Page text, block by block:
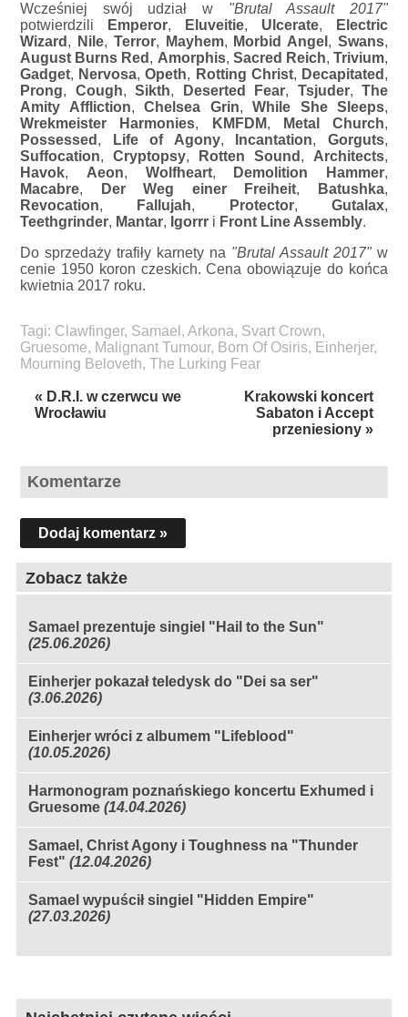
Wcześniej swój udział w "Brutal Assault 2017"
potwierdzili
Emperor, Eluveitie, Ulcerate,
Electric
Wizard , Nile, Terror, Mayhem, Morbid Angel , Swans,
August Burns Red , Amorphis, Sacred Reich,Trivium,
Gadget, Nervosa,Opeth, Rotting Christ, Decapitated ,
Prong, Cough,Sikth, Deserted Fear, Tsjuder,The
Amity Affliction,Chelsea Grin,While She Sleeps,
Wrekmeister Harmonies, KMFDM, Metal Church,
Possessed , Life of Agony, Incantation, Gorguts,
Suffocation,Cryptopsy, Rotten Sound , Architects,
Havok, Aeon, Wolfheart, Demolition Hammer,
Macabre, Der Weg einer Freiheit, Batushka,
Revocation, Fallujah, Protector, Gutalax,
Teethgrinder, Mantar, Igorrr i Front Line Assembly.
Do sprzedaży trafiły karnety na "Brutal Assault 2017"w
cenie 1950 koron czeskich. Cena obowiązuje do końca
kwietnia 2017 roku.
Tagi: Clawfinger, Samael ,Arkona, Svart Crown,
Gruesome, Malignant Tumour, Born Of Osiris, Einherjer,
Mourning Beloveth,The Lurking Fear
« D.R.I. w czerwcu we
Wrocławiu
Krakowski koncert
Sabaton i Accept
przeniesiony »
Komentarze
Dodaj komentarz »
Zobacz także
Samael prezentuje singiel "Hail to the Sun"
(25.06.2026)
Einherjer pokazał teledysk do "Dei sa ser"
(3.06.2026)
Einherjer wróci z albumem "Lifeblood"
(10.05.2026)
Harmonogram poznańskiego koncertu Exhumed i
Gruesome (14.04.2026)
Samael, Christ Agony i Toughness na "Thunder
Fest" (12.04.2026)
Samael wypuścił singiel "Hidden Empire"
(27.03.2026)